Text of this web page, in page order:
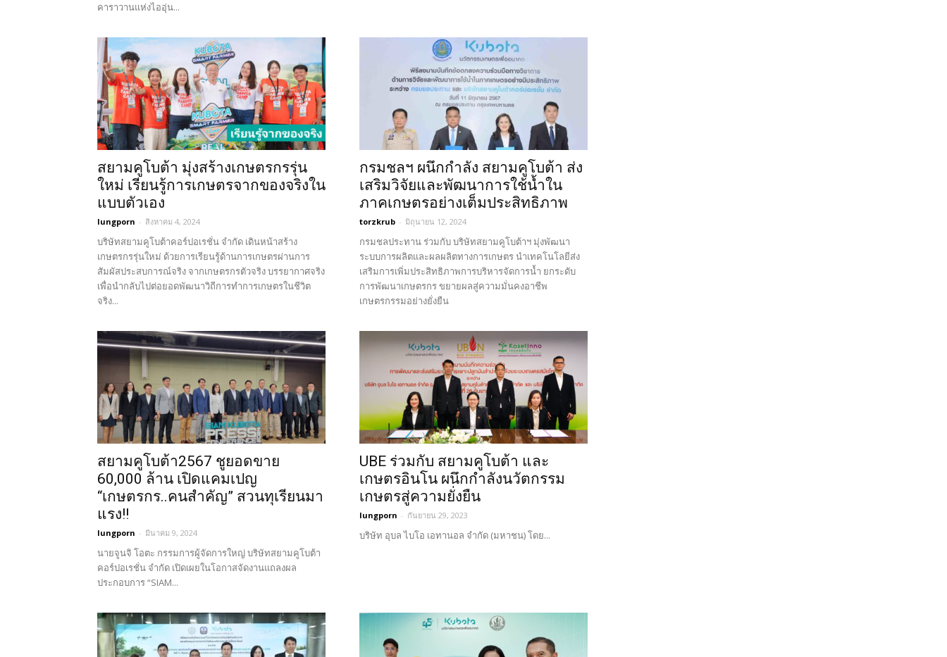
คาราวานแห่งไออุ่น...
สยามคูโบต้า มุ่งสร้างเกษตรกรรุ่น
ใหม่ เรียนรู้การเกษตรจากของจริงใน
แบบตัวเอง
lungporn - สิงหาคม 4, 2024
บริษัทสยามคูโบต้าคอร์ปอเรชั่น จำกัด เดินหน้าสร้าง
เกษตรกรรุ่นใหม่ ด้วยการเรียนรู้ด้านการเกษตรผ่านการ
สัมผัสประสบการณ์จริง จากเกษตรกรตัวจริง บรรยากาศจริง
เพื่อนำกลับไปต่อยอดพัฒนาวิถีการทำการเกษตรในชีวิต
จริง...
กรมชลฯ ผนึกกำลัง สยามคูโบต้า ส่ง
เสริมวิจัยและพัฒนาการใช้น้ำใน
ภาคเกษตรอย่างเต็มประสิทธิภาพ
torzkrub - มิถุนายน 12, 2024
กรมชลประทาน ร่วมกับ บริษัทสยามคูโบต้าฯ มุ่งพัฒนา
ระบบการผลิตและผลผลิตทางการเกษตร นำเทคโนโลยีส่ง
เสริมการเพิ่มประสิทธิภาพการบริหารจัดการน้ำ ยกระดับ
การพัฒนาเกษตรกร ขยายผลสู่ความมั่นคงอาชีพ
เกษตรกรรมอย่างยั่งยืน
สยามคูโบต้า2567 ชูยอดขาย
60,000 ล้าน เปิดแคมเปญ
“เกษตรกร..คนสำคัญ” สวนทุเรียนมา
แรง!!
lungporn - มีนาคม 9, 2024
นายจูนจิ โอตะ กรรมการผู้จัดการใหญ่ บริษัทสยามคูโบต้า
คอร์ปอเรชั่น จำกัด เปิดเผยในโอกาสจัดงานแถลงผล
ประกอบการ “SIAM...
UBE ร่วมกับ สยามคูโบต้า และ
เกษตรอินโน ผนึกกำลังนวัตกรรม
เกษตรสู่ความยั่งยืน
lungporn - กันยายน 29, 2023
บริษัท อุบล ไบโอ เอทานอล จำกัด (มหาชน) โดย...